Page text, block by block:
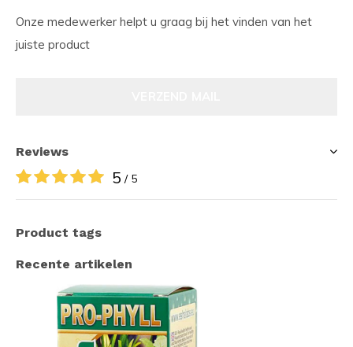
Onze medewerker helpt u graag bij het vinden van het
juiste product
Reviews
5 / 5
Product tags
Recente artikelen